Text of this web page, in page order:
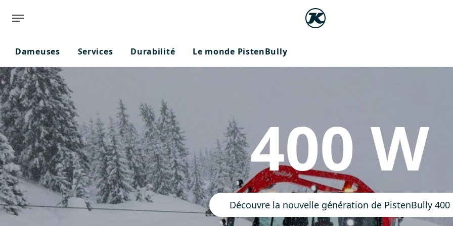
Dameuses Services Durabilité Le monde PistenBully
400 W
Découvre la nouvelle génération de PistenBully 400